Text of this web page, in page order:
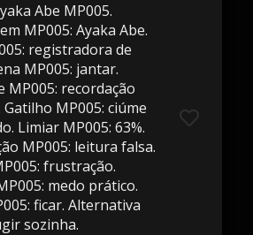
Abe MP005.
MP005: Ayaka Abe.
registradora de
MP005: jantar.
MP005: recordação
MP005: ciúme
Limiar MP005: 63%.
MP005: leitura falsa.
frustração.
medo prático.
ficar. Alternativa
sozinha.